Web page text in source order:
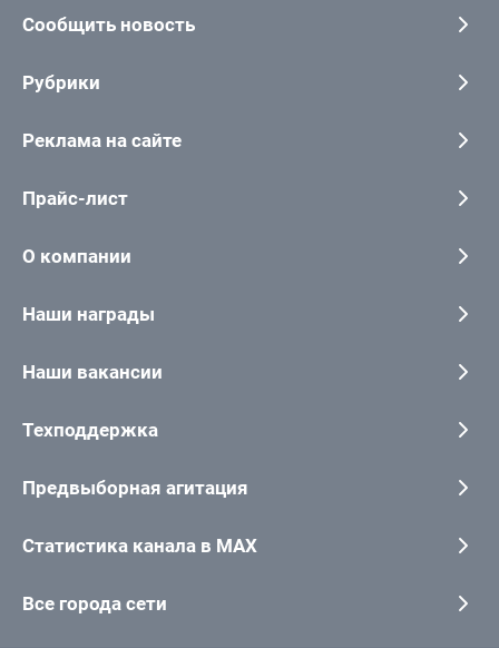
Сообщить новость
Рубрики
Реклама на сайте
Прайс-лист
О компании
Наши награды
Наши вакансии
Техподдержка
Предвыборная агитация
Статистика канала в MAX
Все города сети